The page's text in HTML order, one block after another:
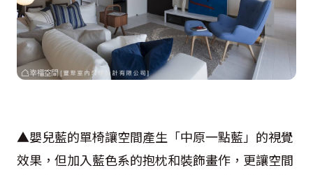
▲嬰兒藍的單椅讓空間產生「中原一點藍」的視覺
效果，但加入藍色系的抱枕和裝飾畫作，更讓空間